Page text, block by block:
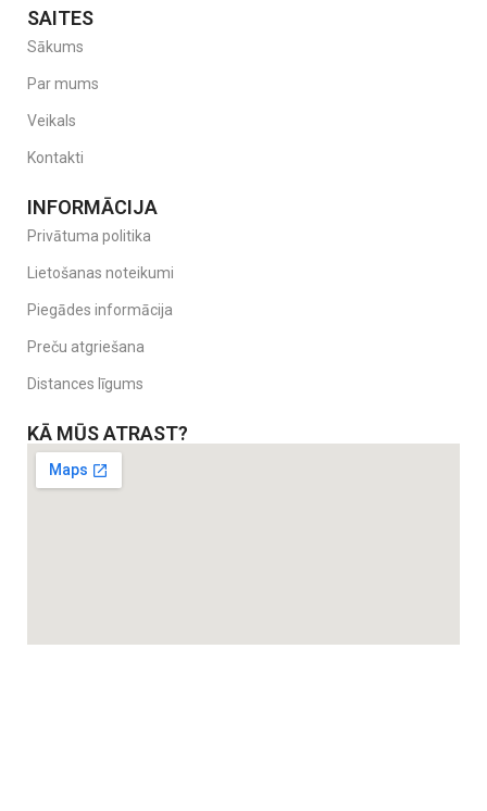
Materiāls: pārtikas klases silikons
Var sterilizēt, izmantojot verdošu ūdeni (5 minūtes)
Ieteicams mazgāt ar rokām
Komplektā: 2 snīpīši
Sertifikāts: EN 14350
BIBS silikona snīpīšu komplekts
risinājums bērna ikdienai. Ideāli piemērots, lai turpinātu lietot
iemīļoto BIBS pudelīti ilgāk.
BIBS Sippy pudelītes varat atrast
BIBS barošanas pudelītes varat atrast
SAITES
Sākums
Par mums
Veikals
Kontakti
INFORMĀCIJA
Privātuma politika
Lietošanas noteikumi
Piegādes informācija
Preču atgriešana
Distances līgums
KĀ MŪS ATRAST?